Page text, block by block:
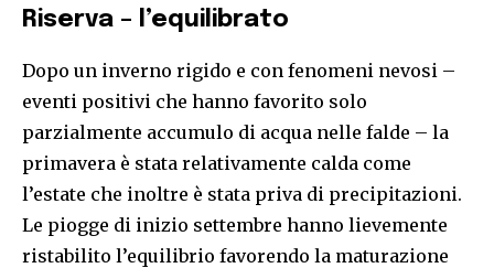
Riserva – l’equilibrato
Dopo un inverno rigido e con fenomeni nevosi –
eventi positivi che hanno favorito solo
parzialmente accumulo di acqua nelle falde – la
primavera è stata relativamente calda come
l’estate che inoltre è stata priva di precipitazioni.
Le piogge di inizio settembre hanno lievemente
ristabilito l’equilibrio favorendo la maturazione